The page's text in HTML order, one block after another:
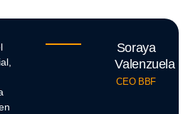
Soraya
Valenzuela
CEO BBF